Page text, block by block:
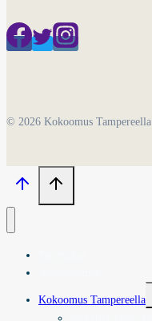
© 2026 Kokoomus Tampereella
Kokoomus Tampereella